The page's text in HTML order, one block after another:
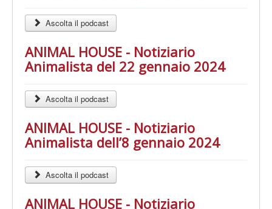
Ascolta il podcast
ANIMAL HOUSE - Notiziario
Animalista del 22 gennaio 2024
Ascolta il podcast
ANIMAL HOUSE - Notiziario
Animalista dell’8 gennaio 2024
Ascolta il podcast
ANIMAL HOUSE - Notiziario